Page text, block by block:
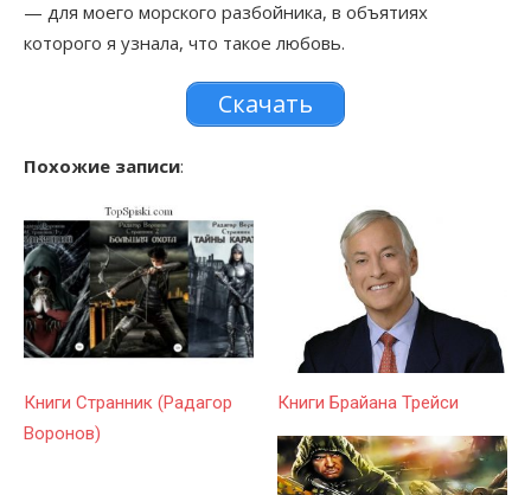
— для моего морского разбойника, в объятиях
которого я узнала, что такое любовь.
Скачать
Похожие записи:
Книги Странник (Радагор
Воронов)
Книги Брайана Трейси